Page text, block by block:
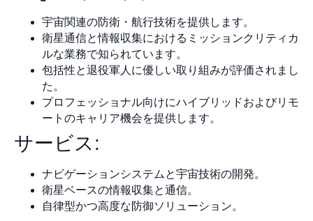
宇宙関連の防衛・航行技術を提供します。
衛星通信と情報収集におけるミッションクリティカ
ルな業務で知られています。
包括性と退役軍人に優しい取り組みが評価されまし
た。
プロフェッショナル向けにハイブリッドおよびリモ
ートのキャリア機会を提供します。
サービス:
ナビゲーションシステムと宇宙技術の開発。
衛星ベースの情報収集と通信。
自律型かつ高度な防御ソリューション。